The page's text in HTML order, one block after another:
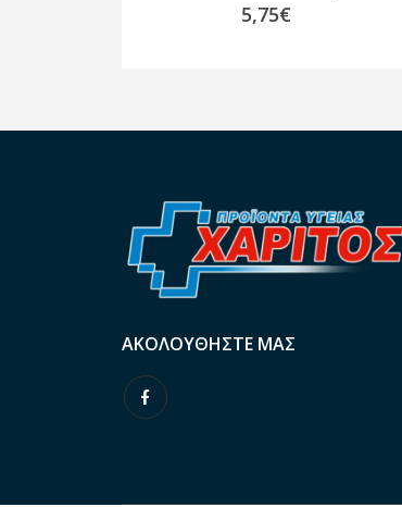
4,37€
ΑΚΟΛΟΥΘΉΣΤΕ ΜΑΣ